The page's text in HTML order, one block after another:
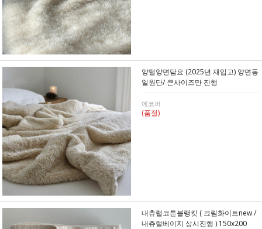
양털양면담요 (2025년 재입고) 양면동
일원단/ 큰사이즈만 진행
에코퍼
(품절)
내츄럴코튼블랭킷 ( 크림화이트new /
내츄럴베이지 상시진행 ) 150x200